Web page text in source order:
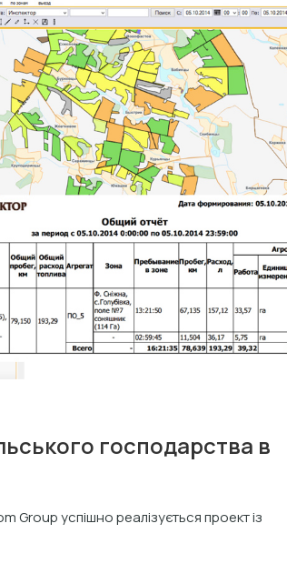
господарства в
Group успішно реалізується проект із